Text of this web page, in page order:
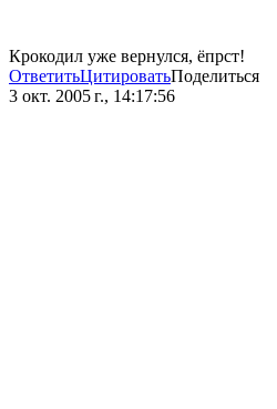
Крокодил уже вернулся, ёпрст!
ОтветитьЦитироватьПоделиться
3 окт. 2005 г., 14:17:56